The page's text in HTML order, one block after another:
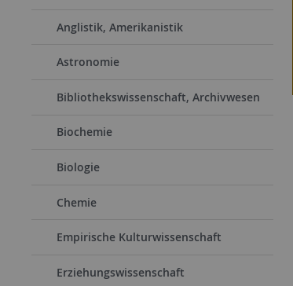
Anglistik, Amerikanistik
Astronomie
Bibliothekswissenschaft, Archivwesen
Biochemie
Biologie
Chemie
Empirische Kulturwissenschaft
Erziehungswissenschaft